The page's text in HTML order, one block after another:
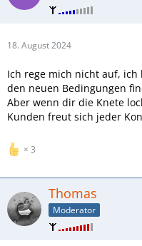
18. August 2024
Ich rege mich nicht auf, ich
den neuen Bedingungen
Aber wenn dir die Knete
Kunden freut sich jeder
3
Thomas
Moderator